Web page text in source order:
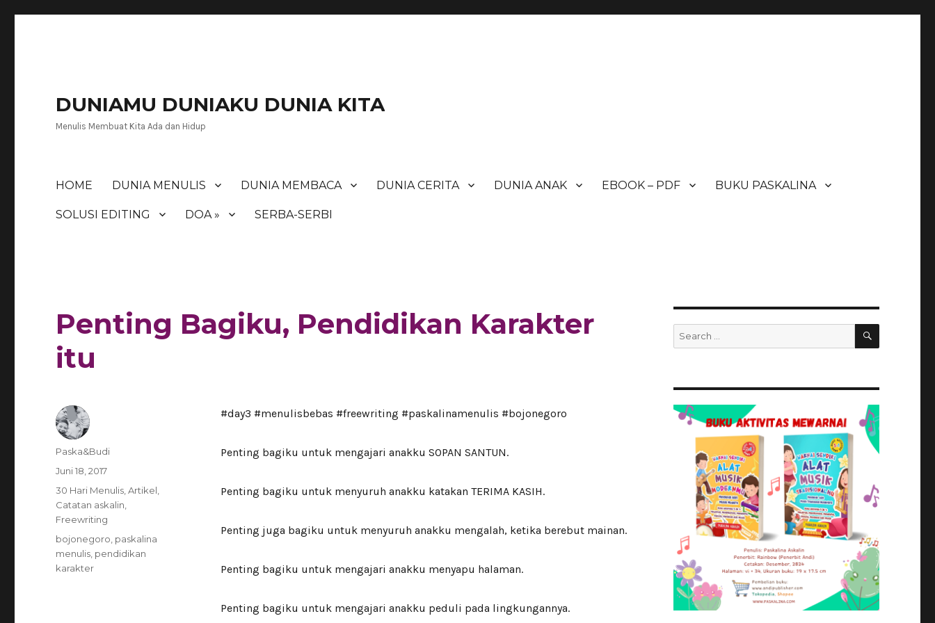
DUNIAMU DUNIAKU DUNIA KITA
Menulis Membuat Kita Ada dan Hidup
HOME DUNIA MENULIS DUNIA MEMBACA DUNIA CERITA DUNIA ANAK EBOOK – PDF BUKU PASKALINA
SOLUSI EDITING DOA » SERBA-SERBI
Penting Bagiku, Pendidikan Karakter
itu
​#day3 #menulisbebas #freewriting #paskalinamenulis #bojonegoro
Penting bagiku untuk mengajari anakku SOPAN SANTUN.
Penting bagiku untuk menyuruh anakku katakan TERIMA KASIH.
Penting juga bagiku untuk menyuruh anakku mengalah, ketika berebut mainan.
Penting bagiku untuk mengajari anakku menyapu halaman.
Penting bagiku untuk mengajari anakku peduli pada lingkungannya.
Author
Paska&Budi
Posted
Juni 18, 2017
Categories
30 Hari Menulis ,Artikel
Catatan askalin
Freewriting
Tags
bojonegoro paskalina
menulis pendidikan
karakter
Search
for:
SEARCH